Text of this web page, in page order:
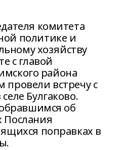
комитета
политике и
хозяйству
с главой
района
встречу с
Булгаково.
об
Послания
поправках в